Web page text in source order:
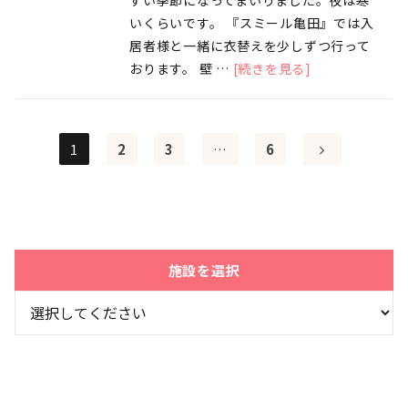
いくらいです。 『スミール亀田』では入
居者様と一緒に衣替えを少しずつ行って
おります。 壁 … [続きを見る]
1 2 3 … 6
施設を選択